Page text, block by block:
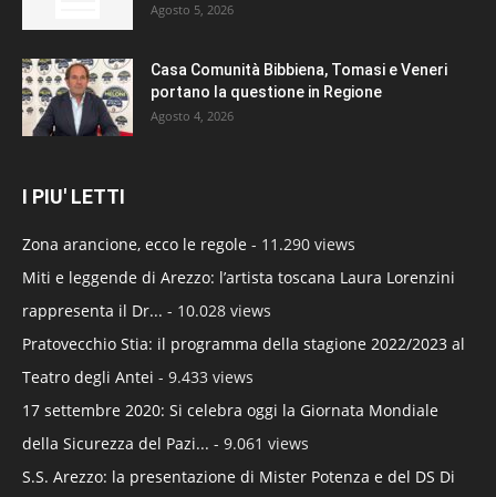
Agosto 5, 2026
Casa Comunità Bibbiena, Tomasi e Veneri
portano la questione in Regione
Agosto 4, 2026
I PIU' LETTI
Zona arancione, ecco le regole - 11.290 views
Miti e leggende di Arezzo: l’artista toscana Laura Lorenzini
rappresenta il Dr... - 10.028 views
Pratovecchio Stia: il programma della stagione 2022/2023 al
Teatro degli Antei - 9.433 views
17 settembre 2020: Si celebra oggi la Giornata Mondiale
della Sicurezza del Pazi... - 9.061 views
S.S. Arezzo: la presentazione di Mister Potenza e del DS Di